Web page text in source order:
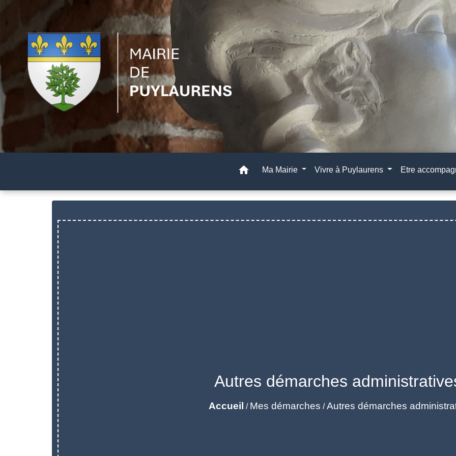
home Ma Mairie Vivre à Puylaurens Etre
Autres démarches
Accueil / Mes démarches /Autres démarches